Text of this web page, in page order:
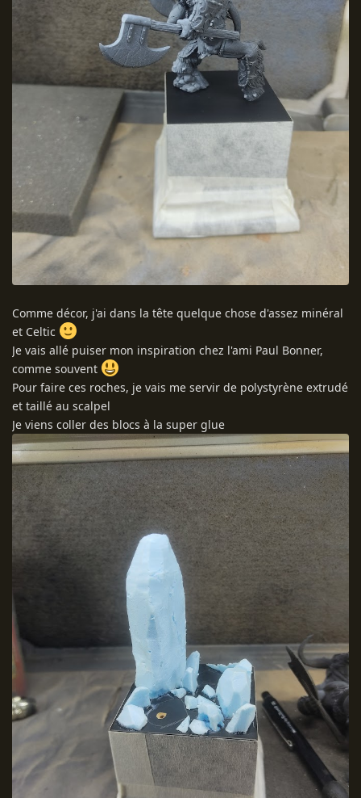
Comme décor, j'ai dans la tête quelque chose d'assez minéral
et Celtic
Je vais allé puiser mon inspiration chez l'ami Paul Bonner,
comme souvent
Pour faire ces roches, je vais me servir de polystyrène extrudé
et taillé au scalpel
Je viens coller des blocs à la super glue